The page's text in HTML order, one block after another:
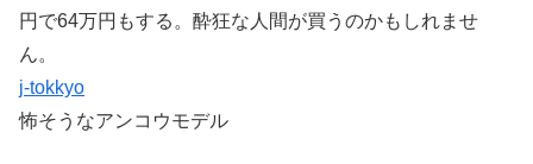
円で64万円もする。酔狂な人間が買うのかもしれませ
ん。
j-tokkyo
怖そうなアンコウモデル